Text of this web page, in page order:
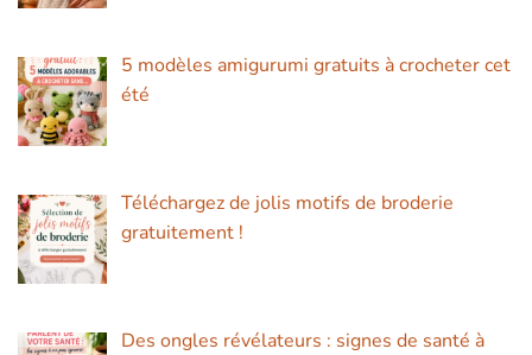
5 modèles amigurumi gratuits à crocheter cet
été
Téléchargez de jolis motifs de broderie
gratuitement !
Des ongles révélateurs : signes de santé à